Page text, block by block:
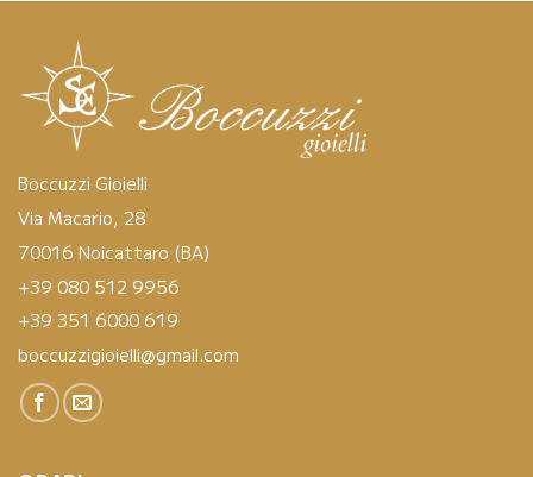
Boccuzzi Gioielli
Via Macario, 28
70016 Noicattaro (BA)
+39 080 512 9956
+39 351 6000 619
boccuzzigioielli@gmail.com